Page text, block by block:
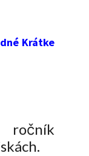
Krátke
ročník